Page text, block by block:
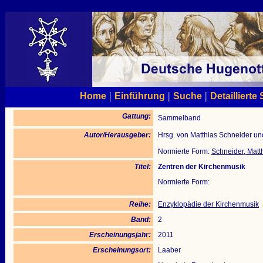
Home| Einführung | Suche| Detaillierte
Gattung: Sammelband
Autor/Herausgeber:
Hrsg. von Matthias Schneider
Normierte Form: Schneider,
Titel:
Zentren der Kirchenmusik
Normierte Form:
Reihe:
Enzyklopädie der Kirchenmusik
Band:
2
Erscheinungsjahr:
2011
Erscheinungsort:
Laaber